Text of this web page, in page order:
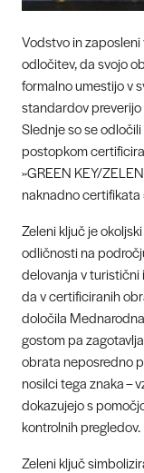
Vodstvo in
odločitev, da svojo
formalno umestijo v
standardov
Slednje so se
postopkom
»GREEN KEY/
naknadno certifikata
Zeleni ključ je
odličnosti na
delovanja v turistični
da v certificiranih
določila
gostom pa
obrata neposredno
nosilci tega znaka –
dokazujejo s
kontrolnih pregledov.
Zeleni ključ